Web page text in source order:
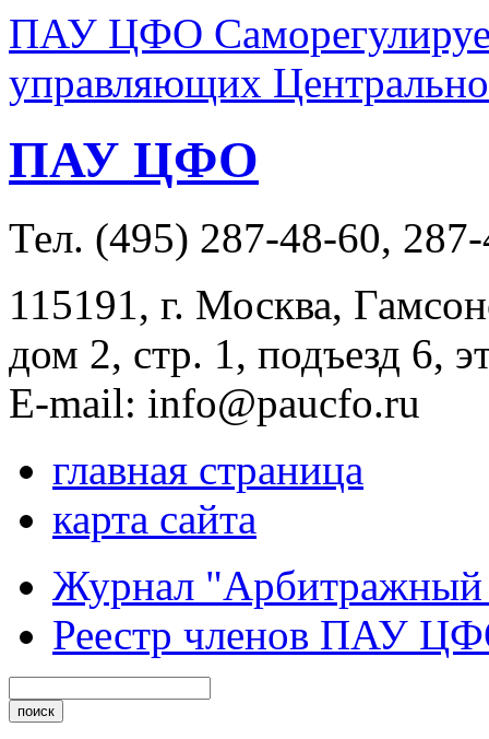
ПАУ ЦФО
управляющих
ПАУ ЦФО
Тел. (495) 287-48-60,
115191, г. Москва,
дом 2, стр. 1, подъезд 6,
E-mail: info@paucfo.ru
главная страница
карта сайта
Журнал
Реестр членов ПАУ